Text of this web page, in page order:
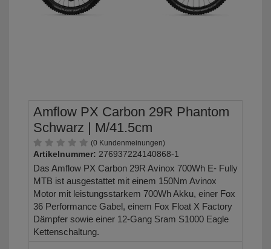
Amflow PX Carbon 29R Phantom
Schwarz | M/41.5cm
(0 Kundenmeinungen)
Artikelnummer: 276937224140868-1
Das Amflow PX Carbon 29R Avinox 700Wh E- Fully
MTB ist ausgestattet mit einem 150Nm Avinox
Motor mit leistungsstarkem 700Wh Akku, einer Fox
36 Performance Gabel, einem Fox Float X Factory
Dämpfer sowie einer 12-Gang Sram S1000 Eagle
Kettenschaltung.